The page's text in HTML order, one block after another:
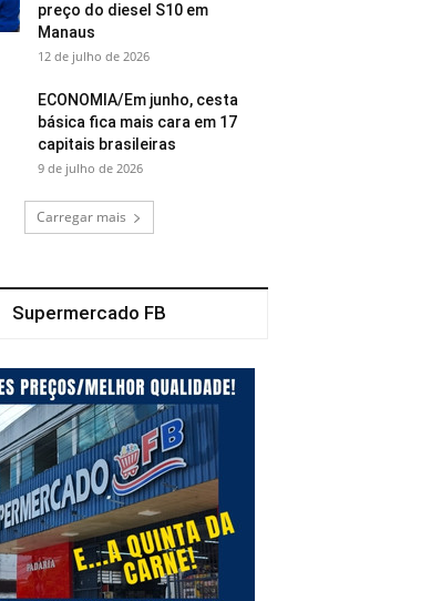
preço do diesel S10 em
Manaus
12 de julho de 2026
ECONOMIA/Em junho, cesta
básica fica mais cara em 17
capitais brasileiras
9 de julho de 2026
Carregar mais
Supermercado FB